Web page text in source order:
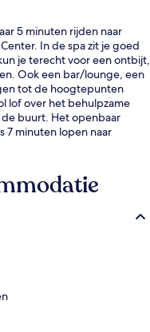
5 minuten rijden naar
In de spa zit je goed
je terecht voor een ontbijt,
Ook een bar/lounge, een
tot de hoogtepunten
lof over het behulpzame
buurt. Het openbaar
7 minuten lopen naar
Station Steinstraße.